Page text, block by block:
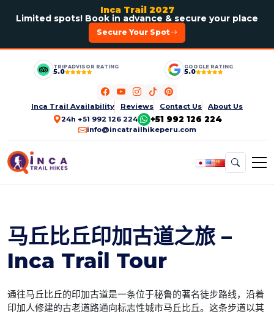
Inca Trail 2027
Limited spots! Book in advance & secure your place
Secure Your Spot
TRIPADVISOR RATING
5.0
GOOGLE RATING
5.0
Inca Trail Availability Reviews Contact Us
About Us
24h +51 992 126 224
+51 992 126 224
info@incatrailhikeperu.com
马丘比丘印加古道之旅 –
Inca Trail Tour
通往马丘比丘的印加古道是一条位于秘鲁的著名徒步路线，沿着
印加人修建的古老道路通向标志性城市马丘比丘。这条步道以其